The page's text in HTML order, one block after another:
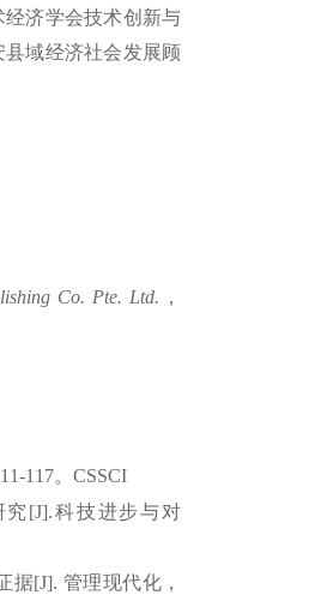
经济学会技术创 新与
域经济社会发展顾
Co. Pte. Ltd. ，
117。 CSSCI
究 [J].科技进步与对
据[J]. 管理现代化，